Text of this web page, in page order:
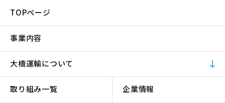
TOPページ
事業内容
大橋運輸について
取り組み一覧 企業情報